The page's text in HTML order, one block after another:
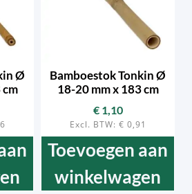
Ø
Bamboestok Tonkin Ø
18-20 mm x 183 cm
€1,10
Excl. BTW: € 0,91
Toevoegen aan
winkelwagen